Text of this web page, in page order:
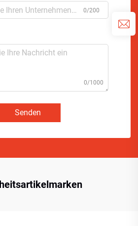
0/200
0/1000
Senden